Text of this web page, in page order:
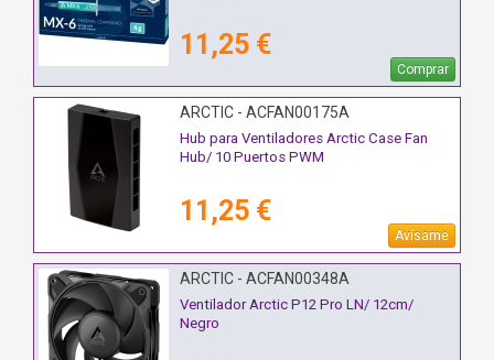
11,25 €
Comprar
ARCTIC - ACFAN00175A
Hub para Ventiladores Arctic Case Fan
Hub/ 10 Puertos PWM
11,25 €
Avísame
ARCTIC - ACFAN00348A
Ventilador Arctic P12 Pro LN/ 12cm/
Negro